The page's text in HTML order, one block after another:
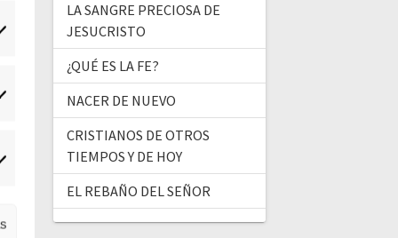
LA SANGRE PRECIOSA DE
JESUCRISTO
¿QUÉ ES LA FE?
NACER DE NUEVO
CRISTIANOS DE OTROS
TIEMPOS Y DE HOY
EL REBAÑO DEL SEÑOR